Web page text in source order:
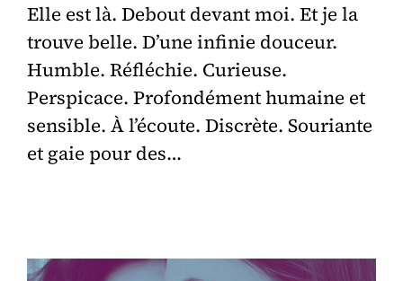
Elle est là. Debout devant moi. Et je la
trouve belle. D’une infinie douceur.
Humble. Réfléchie. Curieuse.
Perspicace. Profondément humaine et
sensible. À l’écoute. Discrète. Souriante
et gaie pour des…